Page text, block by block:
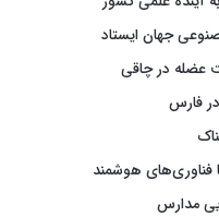
جهان ایستاد
عضله در چاقی
فارس
هوشمند